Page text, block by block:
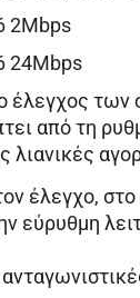
2Mbps
24Mbps
ο έλεγχος
από τη
λιανικές
έλεγχο,
εύρυθμη